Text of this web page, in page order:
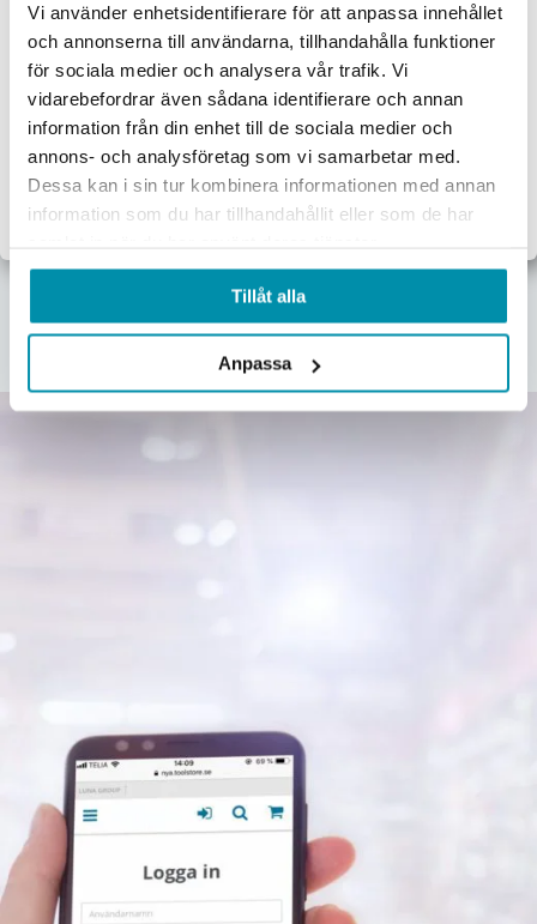
Vi använder enhetsidentifierare för att anpassa innehållet
och annonserna till användarna, tillhandahålla funktioner
för sociala medier och analysera vår trafik. Vi
vidarebefordrar även sådana identifierare och annan
information från din enhet till de sociala medier och
annons- och analysföretag som vi samarbetar med.
Dessa kan i sin tur kombinera informationen med annan
information som du har tillhandahållit eller som de har
Tillåt alla
Anpassa
Upptäck våra kategorier
Här nedan hittar några av våra populäraste kategorier.
Verktyg Maskiner Förbrukningsvaror Mätinstrument
Lås & beslag
Välkommen till
Proffsbutiken
Jag handlar som:
Företag
Exkl. moms
Privat
Inkl. moms